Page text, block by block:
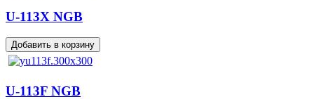
U-113X NGB
U-113F NGB